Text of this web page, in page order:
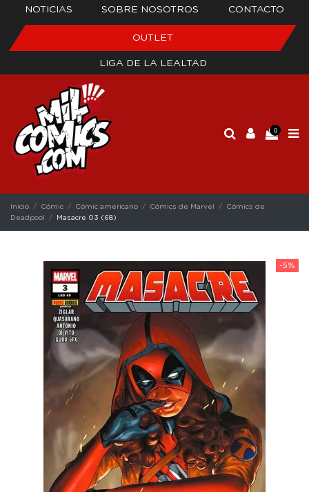
NOTICIAS SOBRE NOSOTROS CONTACTO
OUTLET
LIGA DE LA LEALTAD
0
Inicio Cómic Cómic americano Cómics de Marvel
Cómics de
Deadpool
Masacre 03 (68)
-5%